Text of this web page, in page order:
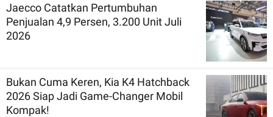
Jaecco Catatkan Pertumbuhan
Penjualan 4,9 Persen, 3.200 Unit Juli
2026
Bukan Cuma Keren, Kia K4 Hatchback
2026 Siap Jadi Game-Changer Mobil
Kompak!